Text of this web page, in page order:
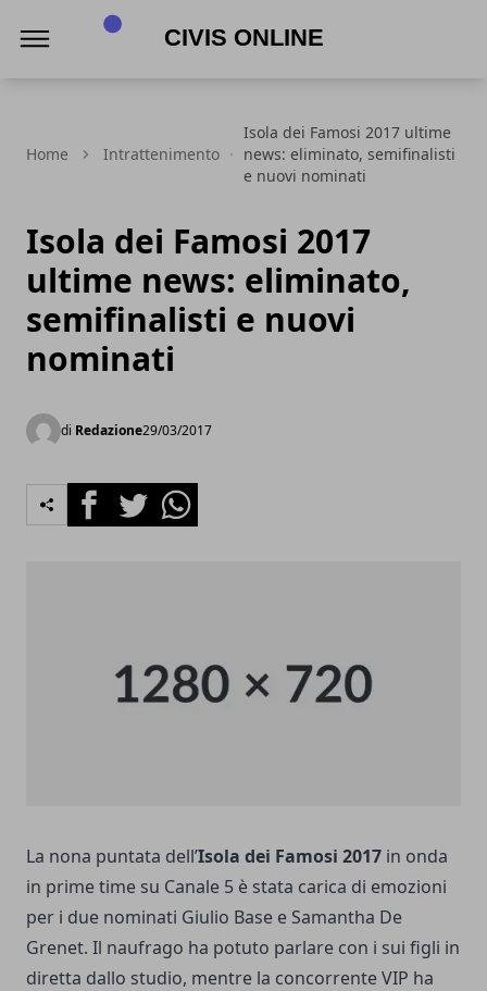
Home Intrattenimento
Isola dei Famosi 2017 ultime
news: eliminato, semifinalisti
e nuovi nominati
Isola dei Famosi 2017
ultime news: eliminato,
semifinalisti e nuovi
nominati
di Redazione29/03/2017
FacebookTwitterWhatsapp
La nona puntata dell’Isola dei Famosi 2017 in onda
in prime time su Canale 5 è stata carica di emozioni
per i due nominati Giulio Base e Samantha De
Grenet. Il naufrago ha potuto parlare con i sui figli in
diretta dallo studio, mentre la concorrente VIP ha